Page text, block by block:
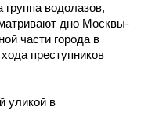
водолазов,
дно Москвы-
части города в
преступников
уликой в